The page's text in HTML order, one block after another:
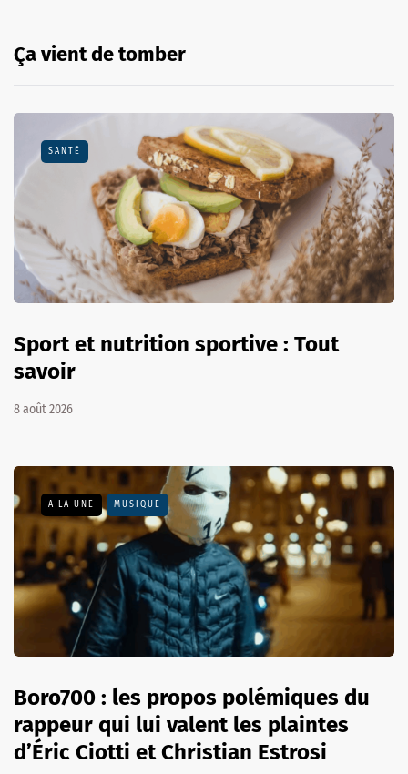
Ça vient de tomber
SANTÉ
Sport et nutrition sportive : Tout
savoir
8 août 2026
A LA UNE MUSIQUE
Boro700 : les propos polémiques du
rappeur qui lui valent les plaintes
d’Éric Ciotti et Christian Estrosi